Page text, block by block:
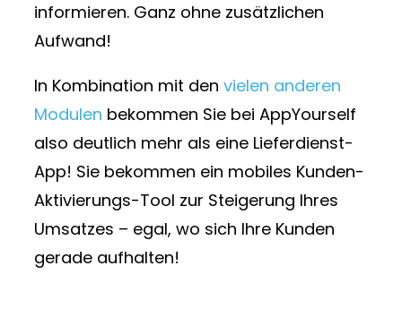
informieren. Ganz ohne zusätzlichen
Aufwand!
In Kombination mit den vielen anderen
Modulen bekommen Sie bei AppYourself
also deutlich mehr als eine Lieferdienst-
App! Sie bekommen ein mobiles Kunden-
Aktivierungs-Tool zur Steigerung Ihres
Umsatzes – egal, wo sich Ihre Kunden
gerade aufhalten!